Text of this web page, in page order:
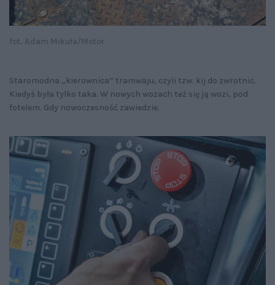
Staromodna „kierownica” tramwaju, czyli tzw. kij do zwrotnic.
Kiedyś była tylko taka. W nowych wozach też się ją wozi, pod
fotelem. Gdy nowoczesność zawiedzie.